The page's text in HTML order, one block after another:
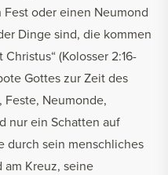
oder einen Neumond
Dinge sind, die kommen
(Kolosser 2:16-
Gottes zur Zeit des
Feste, Neumonde,
nur ein Schatten auf
durch sein menschliches
am Kreuz, seine